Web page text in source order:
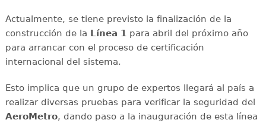
Actualmente, se tiene previsto la finalización de la
construcción de la Línea 1para abril del próximo año
para arrancar con el proceso de certificación
internacional del sistema.
Esto implica que un grupo de expertos llegará al país a
realizar diversas pruebas para verificar la seguridad del
AeroMetro, dando paso a la inauguración de esta línea